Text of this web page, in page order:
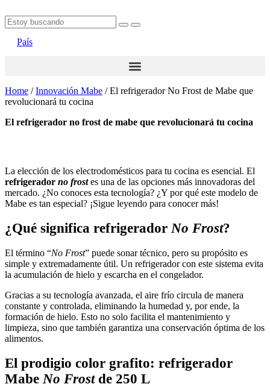
País
Home /Innovación Mabe /El refrigerador No Frost de Mabe que
revolucionará tu cocina
el refrigerador no frost de mabe que revolucionará tu cocina
La elección de los electrodomésticos para tu cocina es esencial. El
refrigerador no frostes una de las opciones más innovadoras del
mercado. ¿No conoces esta tecnología? ¿Y por qué este modelo de
Mabe es tan especial? ¡Sigue leyendo para conocer más!
¿Qué significa refrigerador No Frost?
El término “No Frost” puede sonar técnico, pero su propósito es
simple y extremadamente útil. Un refrigerador con este sistema evita
la acumulación de hielo y escarcha en el congelador.
Gracias a su tecnología avanzada, el aire frío circula de manera
constante y controlada, eliminando la humedad y, por ende, la
formación de hielo. Esto no solo facilita el mantenimiento y
limpieza, sino que también garantiza una conservación óptima de los
alimentos.
El prodigio color grafito: refrigerador
Mabe No Frost de 250 L